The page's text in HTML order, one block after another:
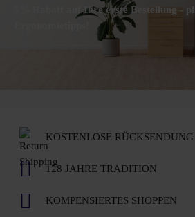
5% Rabatt auf Ihre erste Bestellung -
KOSTENLOSE RÜCKSENDUNG
128 JAHRE TRADITION
KOMPENSIERTES SHOPPEN